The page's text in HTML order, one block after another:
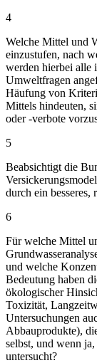
4
Welche Mittel und
einzustufen, nach
werden hierbei alle
Umweltfragen
Häufung von
Mittels hindeuten,
oder -verbote
5
Beabsichtigt die
durch ein besseres,
6
Für welche Mittel
und welche
Bedeutung haben
ökologischer
Toxizität,
Untersuchungen
Abbauprodukte),
selbst, und wenn
untersucht?